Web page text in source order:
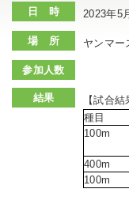
日 時 2023年5
場 所 ヤンマー
参加人数
結果
【試合
種目
100m
400m
100m